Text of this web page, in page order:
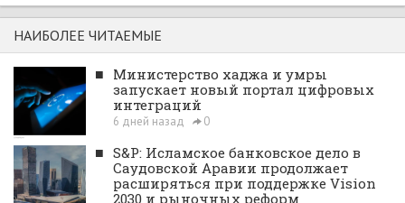
НАИБОЛЕЕ ЧИТАЕМЫЕ
■ Министерство хаджа и умры
запускает новый портал цифровых
интеграций
6 дней назад 0
■ S&P: Исламское банковское дело в
Саудовской Аравии продолжает
расширяться при поддержке Vision
2030 и рыночных реформ